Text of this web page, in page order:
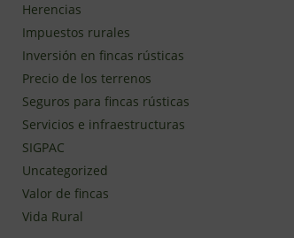
Herencias
Impuestos rurales
Inversión en fincas rústicas
Precio de los terrenos
Seguros para fincas rústicas
Servicios e infraestructuras
SIGPAC
Uncategorized
Valor de fincas
Vida Rural